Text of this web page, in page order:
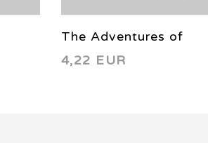
The Adventures of
Superman 598 2002
4,22 EUR